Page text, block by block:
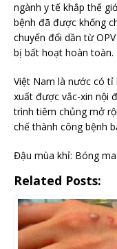
ngành y tế khắp thế
bệnh đã được khống
chuyển đổi dần từ
bị bất hoạt hoàn toàn.
Việt Nam là nước có tỉ
xuất được vắc-xin nội
trình tiêm chủng mở
chế thành công bệnh
Đậu mùa khỉ: Bóng
Related Posts: